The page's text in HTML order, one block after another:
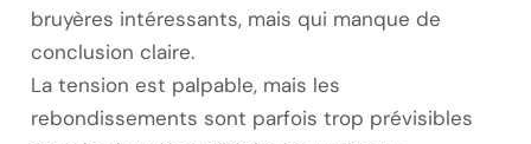
bruyères intéressants, mais qui manque de
conclusion claire.
La tension est palpable, mais les
rebondissements sont parfois trop prévisibles